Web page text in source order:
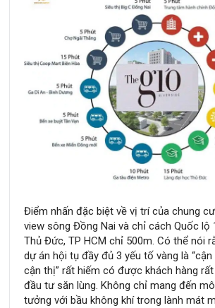
Điểm nhấn đặc biệt về vị trí của chung
view sông Đồng Nai và chỉ cách Quốc lộ
Thủ Đức, TP HCM chỉ 500m. Có thể nói
dự án hội tụ đầy đủ 3 yếu tố vàng là “cận
cận thị” rất hiếm có được khách hàng
đầu tư săn lùng. Không chỉ mang đến
tưởng với bầu không khí trong lành mát